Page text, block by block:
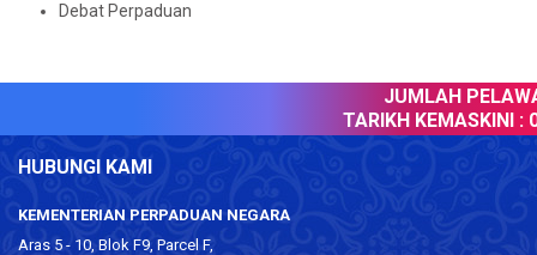
Debat Perpaduan
JUMLAH
TARIKH KEMASKINI :
HUBUNGI KAMI
KEMENTERIAN PERPADUAN NEGARA
Aras 5 - 10, Blok F9, Parcel F,